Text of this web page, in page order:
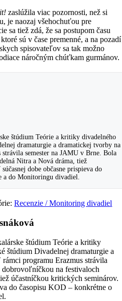
zaslúžila viac pozornosti, než si
je naozaj všehochuťou pre
sa tiež zdá, že sa postupom času
sú v čase premenné, a na pozadí
spisovateľov sa tak možno
náročným chúťkam gurmánov.
štúdium Teórie a kritiky divadelného
dramaturgie a dramatickej tvorby na
semester na JAMU v Brne. Bola
Nitra a Nová dráma, tiež
dobe občasne prispieva do
a do Monitoringu divadiel.
Recenzie / Monitoring divadiel
štúdium Teórie a kritiky
štúdium Divadelnej dramaturgie a
programu Erazmus strávila
na festivaloch
účastníčkou kritických seminárov.
do časopisu KOD – konkrétne o